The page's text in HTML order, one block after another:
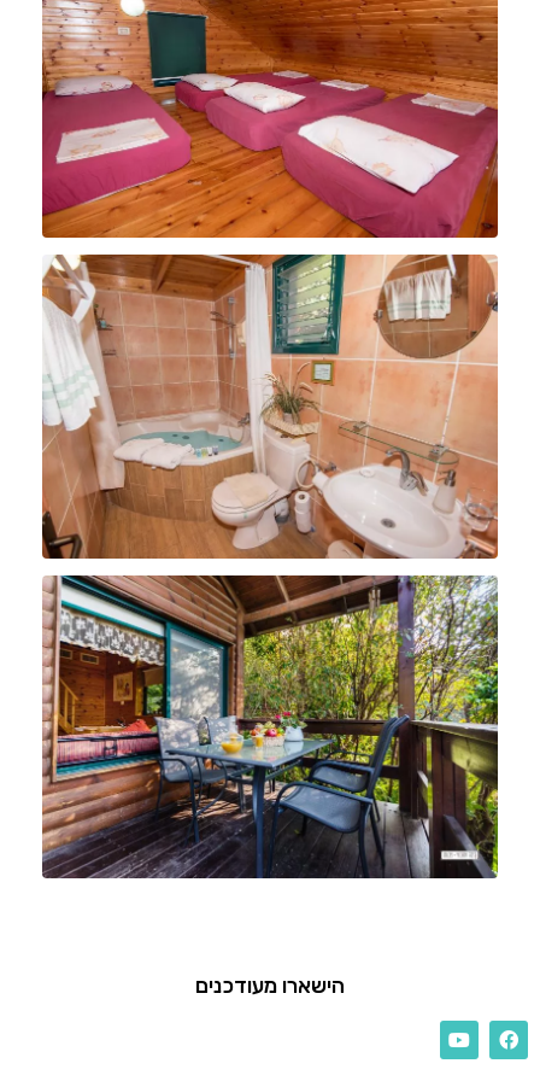
הישארו מעודכנים